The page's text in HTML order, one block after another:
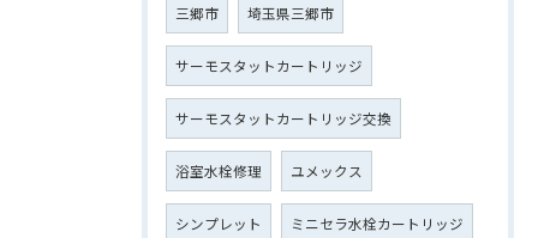
三郷市 埼玉県三郷市
サーモスタットカートリッジ
サーモスタットカートリッジ交換
浴室水栓修理 ユメックス
シンプレット ミニセラ水栓カートリッジ